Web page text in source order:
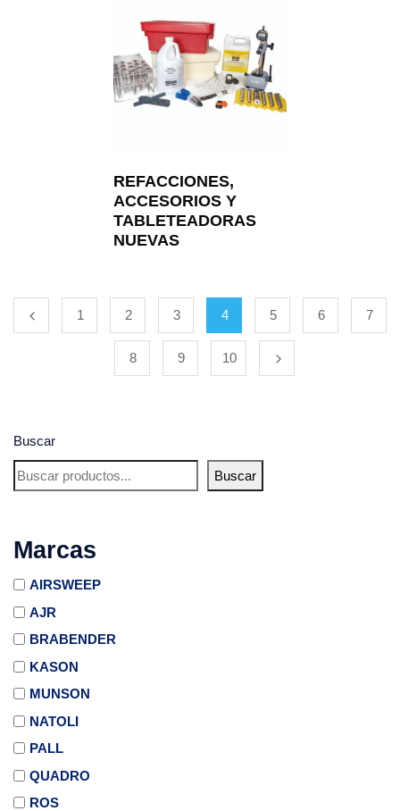
Buscar
Buscar
Marcas
AIRSWEEP
AJR
BRABENDER
KASON
MUNSON
NATOLI
PALL
QUADRO
ROS
REFACCIONES,
ACCESORIOS Y
TABLETEADORAS
NUEVAS
1 2 3 4 5 6 7
8 9 10